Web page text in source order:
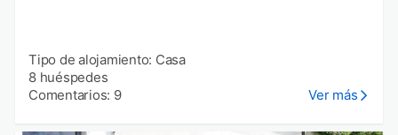
Tipo de alojamiento: Casa
8 huéspedes
Comentarios: 9
Ver más